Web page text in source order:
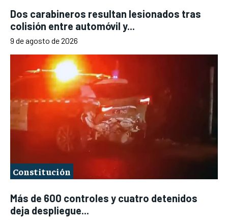
Dos carabineros resultan lesionados tras
colisión entre automóvil y...
9 de agosto de 2026
Constitución
Más de 600 controles y cuatro detenidos
deja despliegue...